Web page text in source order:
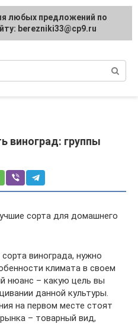
сооружения и
виноград: группы
сорта для домашнего
винограда, нужно
климата в своем
нюанс – какую цель вы
данной культуры.
на первом месте стоят
– товарный вид,
любых предложений по
berezniki33@cp9.ru